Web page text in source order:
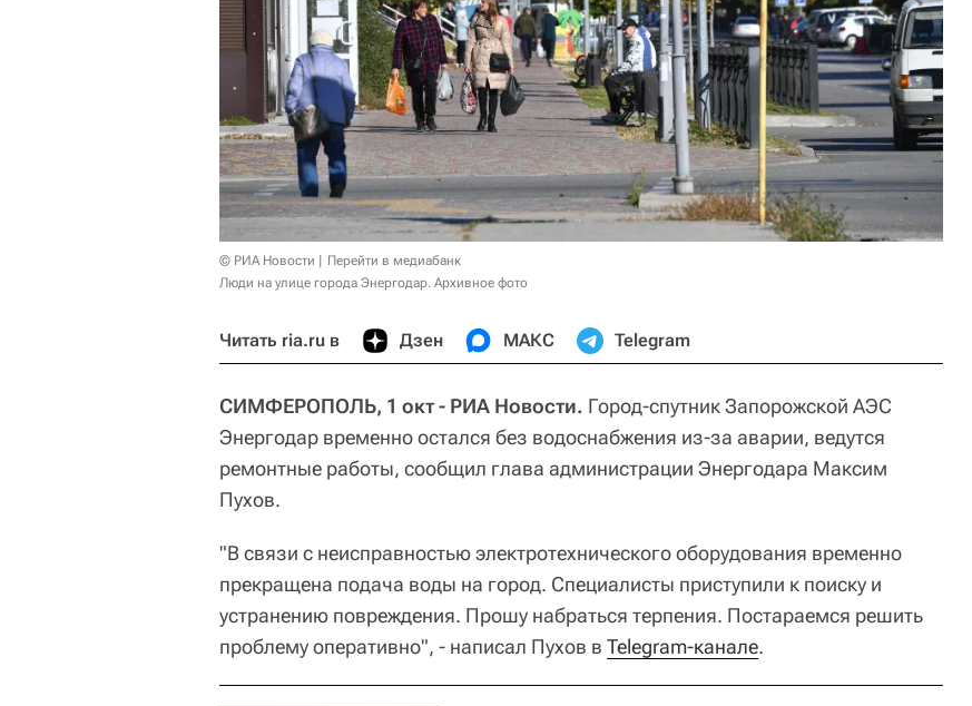
© РИА Новости
Перейти в медиабанк
Люди на улице города Энергодар. Архивное фото
Читать ria.ru в Дзен МАКС Telegram
СИМФЕРОПОЛЬ, 1 окт - РИА Новости. Город-спутник Запорожской АЭС
Энергодар временно остался без водоснабжения из-за аварии, ведутся
ремонтные работы, сообщил глава администрации Энергодара Максим
Пухов.
"В связи с неисправностью электротехнического оборудования временно
прекращена подача воды на город. Специалисты приступили к поиску и
устранению повреждения. Прошу набраться терпения. Постараемся решить
проблему оперативно", - написал Пухов в Telegram-канале.